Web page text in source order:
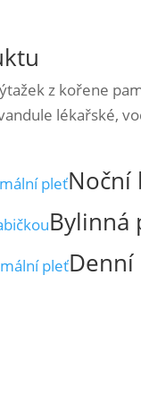
z kořene
lékařské,
Noční
Bylinná